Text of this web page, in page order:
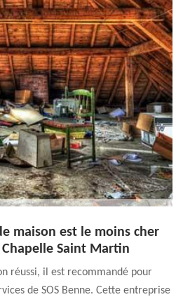
maison est le moins cher
Chapelle Saint Martin
réussi, il est recommandé pour
de SOS Benne. Cette entreprise